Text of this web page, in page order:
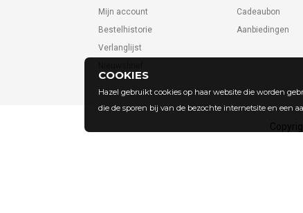
Mijn account
Bestelhistorie
Verlanglijst
Cadeaubon
Aanbiedingen
COOKIES
Hazel gebruikt cookies op haar website die worden
die de sporen bij van de bezochte internetsite en een